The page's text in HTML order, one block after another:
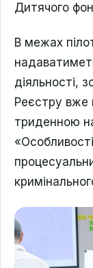
Дитячого
В межах
діяльності,
Реєстру вже
триденною